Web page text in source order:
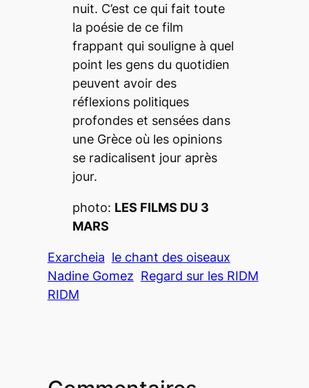
nuit. C’est ce qui fait toute
la poésie de ce film
frappant qui souligne à quel
point les gens du quotidien
peuvent avoir des
réflexions politiques
profondes et sensées dans
une Grèce où les opinions
se radicalisent jour après
jour.
photo: LES FILMS DU 3
MARS
Exarcheia le chant des oiseaux
Nadine Gomez Regard sur les RIDM
RIDM